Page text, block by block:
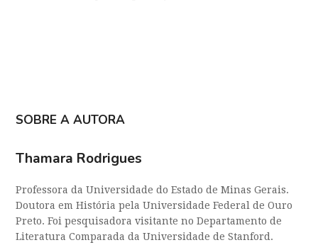
SOBRE A AUTORA
Thamara Rodrigues
Professora da Universidade do Estado de Minas Gerais.
Doutora em História pela Universidade Federal de Ouro
Preto. Foi pesquisadora visitante no Departamento de
Literatura Comparada da Universidade de Stanford.